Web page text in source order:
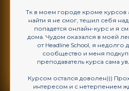
Тк в моем городе кроме курсов
найти я не смог, тешил себя
попадется онлайн-курс и я
дома. Чудом оказался в моей
от Headline School, я
сообщество и меня
преподаватель курса сама
Курсом остался доволен)))
интересом и с нетерпением